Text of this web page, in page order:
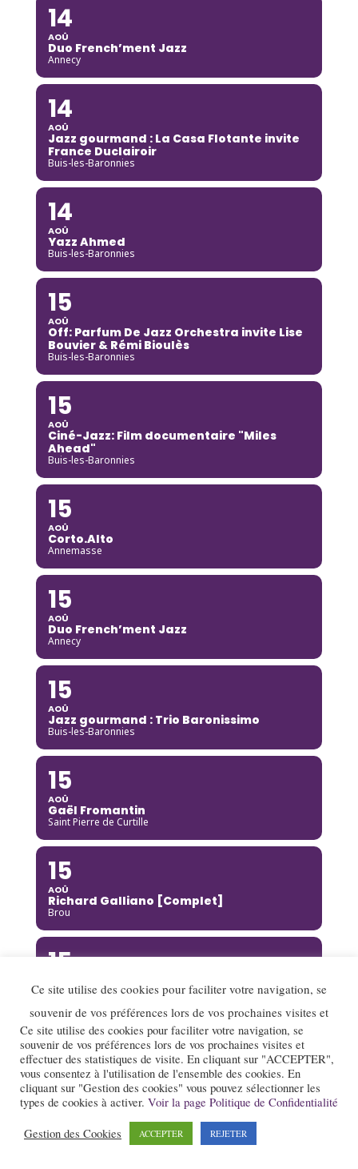
14
AOÛ
Duo French’ment Jazz
Annecy
14
AOÛ
Jazz gourmand : La Casa Flotante invite
France Duclairoir
Buis-les-Baronnies
14
AOÛ
Yazz Ahmed
Buis-les-Baronnies
15
AOÛ
Off: Parfum De Jazz Orchestra invite Lise
Bouvier & Rémi Bioulès
Buis-les-Baronnies
15
AOÛ
Ciné-Jazz: Film documentaire "Miles
Ahead"
Buis-les-Baronnies
15
AOÛ
Corto.Alto
Annemasse
15
AOÛ
Duo French’ment Jazz
Annecy
15
AOÛ
Jazz gourmand : Trio Baronissimo
Buis-les-Baronnies
15
AOÛ
Gaël Fromantin
Saint Pierre de Curtille
15
AOÛ
Richard Galliano [Complet]
Brou
15
Kinga Glyk
16
AOÛ
Hot Club de Boukravie
Valence
16
Ce site utilise des cookies pour faciliter votre navigation, se
souvenir de vos préférences lors de vos prochaines visites et
Ce site utilise des cookies pour faciliter votre navigation, se
souvenir de vos préférences lors de vos prochaines visites et
effectuer des statistiques de visite. En cliquant sur "ACCEPTER",
vous consentez à l'utilisation de l'ensemble des cookies. En
cliquant sur "Gestion des cookies" vous pouvez sélectionner les
types de cookies à activer. Voir la page Politique de Confidentialité
Gestion des Cookies ACCEPTER REJETER